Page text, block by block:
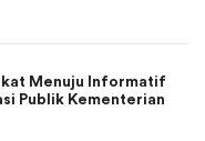
Menuju Informatif
Publik Kementerian